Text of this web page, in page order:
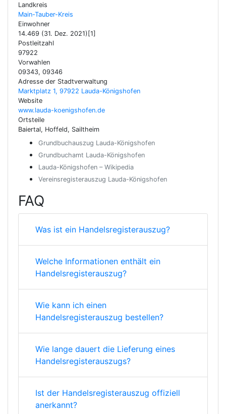
Landkreis
Main-Tauber-Kreis
Einwohner
14.469 (31. Dez. 2021)[1]
Postleitzahl
97922
Vorwahlen
09343, 09346
Adresse der Stadtverwaltung
Marktplatz 1, 97922 Lauda-Königshofen
Website
www.lauda-koenigshofen.de
Ortsteile
Baiertal, Hoffeld, Sailtheim
Grundbuchauszug Lauda-Königshofen
Grundbuchamt Lauda-Königshofen
Lauda-Königshofen – Wikipedia
Vereinsregisterauszug Lauda-Königshofen
FAQ
Was ist ein Handelsregisterauszug?
Welche Informationen enthält ein
Handelsregisterauszug?
Wie kann ich einen
Handelsregisterauszug bestellen?
Wie lange dauert die Lieferung eines
Handelsregisterauszugs?
Ist der Handelsregisterauszug offiziell
anerkannt?